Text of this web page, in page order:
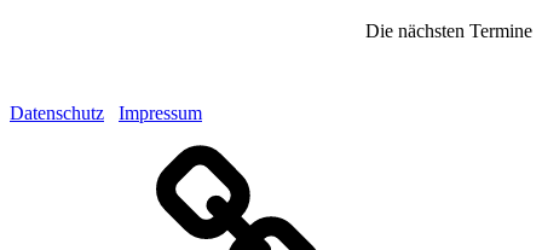
Die nächsten Termine
Datenschutz
Impressum